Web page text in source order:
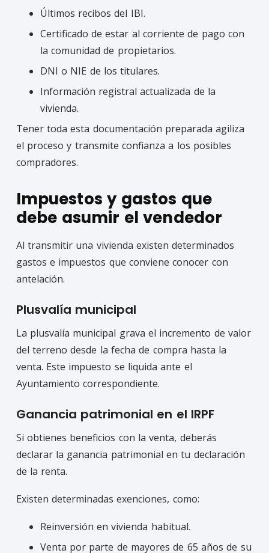
Últimos recibos del IBI.
Certificado de estar al corriente de pago con
la comunidad de propietarios.
DNI o NIE de los titulares.
Información registral actualizada de la
vivienda.
Tener toda esta documentación preparada agiliza
el proceso y transmite confianza a los posibles
compradores.
Impuestos y gastos que
debe asumir el vendedor
Al transmitir una vivienda existen determinados
gastos e impuestos que conviene conocer con
antelación.
Plusvalía municipal
La plusvalía municipal grava el incremento de valor
del terreno desde la fecha de compra hasta la
venta. Este impuesto se liquida ante el
Ayuntamiento correspondiente.
Ganancia patrimonial en el IRPF
Si obtienes beneficios con la venta, deberás
declarar la ganancia patrimonial en tu declaración
de la renta.
Existen determinadas exenciones, como:
Reinversión en vivienda habitual.
Venta por parte de mayores de 65 años de su